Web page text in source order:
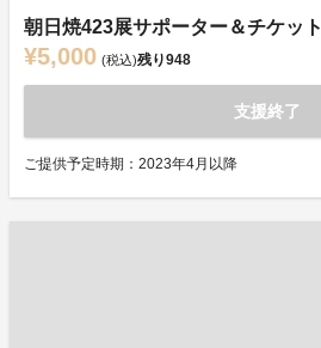
朝日焼423展サポーター＆チケット
¥5,000 (税込)残り948
支援終了
ご提供予定時期：2023年4月以降